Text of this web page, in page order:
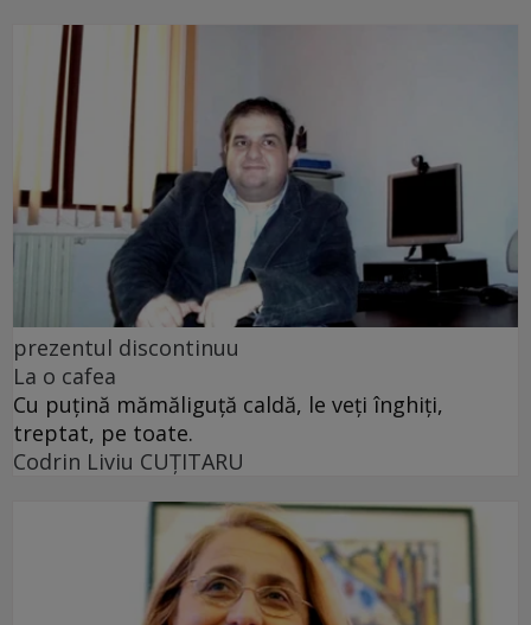
prezentul discontinuu
La o cafea
Cu puţină mămăliguţă caldă, le veţi înghiţi,
treptat, pe toate.
Codrin Liviu CUŢITARU